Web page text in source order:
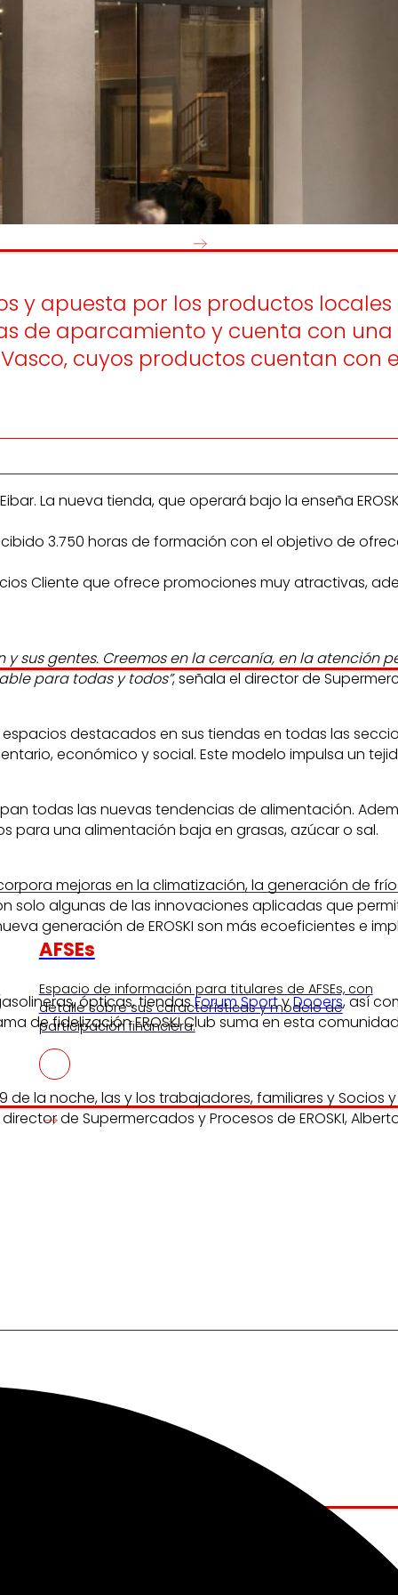
y el desarrollo
Escuchamos
informamos
personas
AFSEs
Espacio de información para titulares de AFSEs, con
detalle sobre sus características y modelo de
participación financiera.
y apuesta por los productos locales
de aparcamiento y cuenta con
cuyos productos cuentan con
La nueva tienda, que operará bajo la enseña
3.750 horas de formación con el objetivo de
Cliente que ofrece promociones muy atractivas,
sus gentes. Creemos en la cercanía, en la atención
para todas y todos”, señala el director de
destacados en sus tiendas en todas las
económico y social. Este modelo impulsa un
todas las nuevas tendencias de alimentación.
una alimentación baja en grasas, azúcar o sal.
mejoras en la climatización, la generación de frío
solo algunas de las innovaciones aplicadas que
generación de EROSKI son más ecoeficientes e
ópticas, tiendasForum SportyDooers, así
fidelización EROSKI Club suma en esta
la noche, las y los trabajadores, familiares y Socios y
de Supermercados y Procesos de EROSKI,